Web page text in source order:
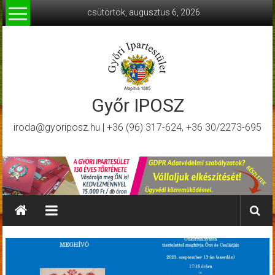
Skip
to
content
csütörtök, augusztus 6, 2026
Győr IPOSZ
iroda@gyoriposz.hu | +36 (96) 317-624, +36 30/2273-695